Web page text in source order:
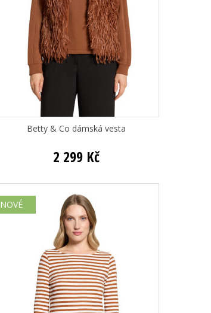
Betty & Co dámská vesta
2 299 Kč
NOVÉ